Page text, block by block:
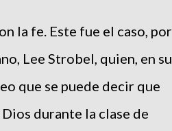
la fe. Este fue el caso, por
Lee Strobel, quien, en su
que se puede decir que
durante la clase de